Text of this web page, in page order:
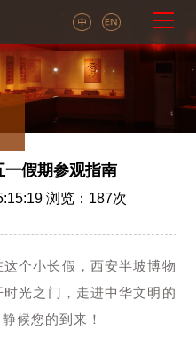
假期参观指南
浏览： 187次
个小长假，西安半坡博物
光之门，走进中华文明的
候您的到来！